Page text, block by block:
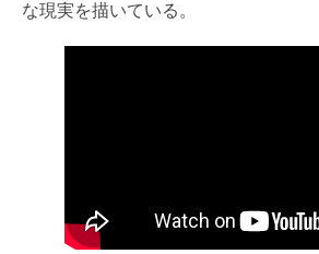
な現実を描いている。